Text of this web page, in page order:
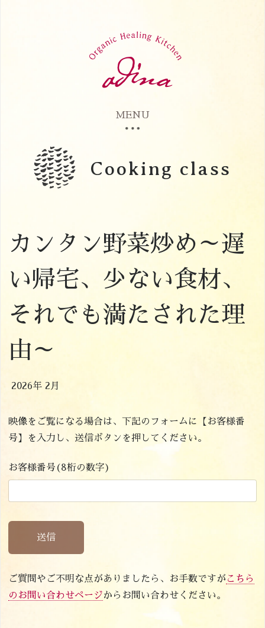
MENU
Cooking class
カンタン野菜炒め～遅
い帰宅、少ない食材、
それでも満たされた理
由～
2026年 2月
映像をご覧になる場合は、下記のフォームに【お客様番
号】を入力し、送信ボタンを押してください。
お客様番号(8桁の数字)
送信
ご質問やご不明な点がありましたら、お手数ですが こちら
のお問い合わせページからお問い合わせください。